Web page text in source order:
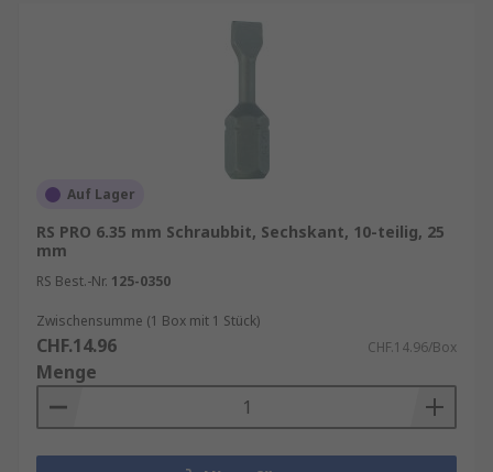
Auf Lager
RS PRO 6.35 mm Schraubbit, Sechskant, 10-teilig, 25
mm
RS Best.-Nr. 125-0350
Zwischensumme (1 Box mit 1 Stück)
CHF.14.96 CHF.14.96/Box
Menge